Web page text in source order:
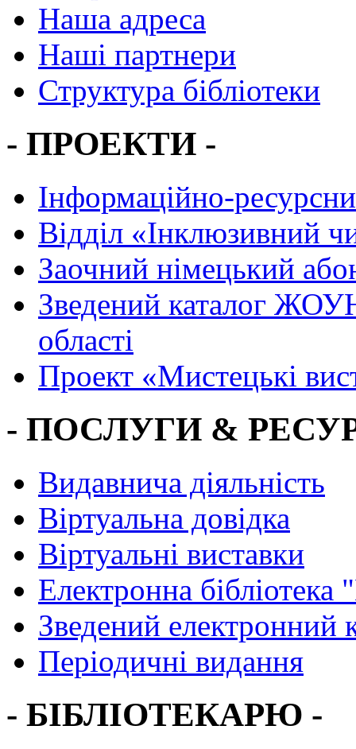
Наша адреса
Наші партнери
Структура бібліотеки
- ПРОЕКТИ -
Інформаційно-
Вiддiл «Інклюзивний
Заочний німецький
Зведений каталог
області
Проект «Мистецькі
- ПОСЛУГИ &
Видавнича діяльність
Віртуальна довідка
Віртуальні виставки
Електронна
Зведений електронний
Періодичні видання
- БІБЛІОТЕКАРЮ -